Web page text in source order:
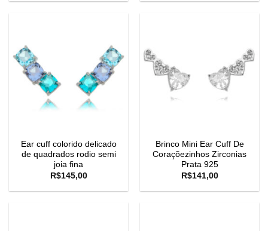
Ear cuff colorido delicado
de quadrados rodio semi
joia fina
R$145,00
Brinco Mini Ear Cuff De
Coraçõezinhos Zirconias
Prata 925
R$141,00